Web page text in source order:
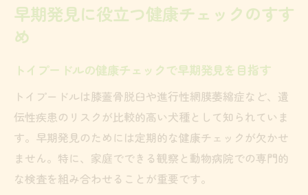
早期発見に役立つ健康チェックのすす
め
トイプードルの健康チェックで早期発見を目指す
トイプードルは膝蓋骨脱臼や進行性網膜萎縮症など、遺
伝性疾患のリスクが比較的高い犬種として知られていま
す。早期発見のためには定期的な健康チェックが欠かせ
ません。特に、家庭でできる観察と動物病院での専門的
な検査を組み合わせることが重要です。